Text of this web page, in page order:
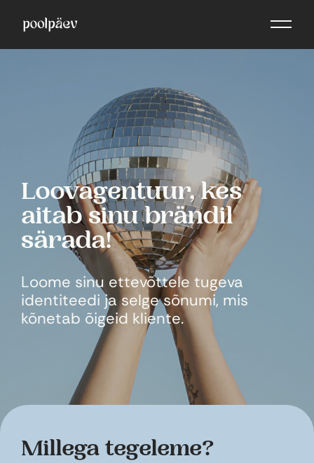
Loovagentuur, kes
aitab sinu brändil
särada!
Loome sinu ettevõttele tugeva
identiteedi ja selge sõnumi, mis
kõnetab õigeid kliente.
Millega tegeleme?